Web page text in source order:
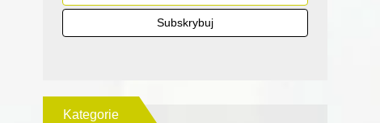
Kategorie